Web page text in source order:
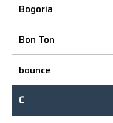
Bogoria
Bon Ton
bounce
C